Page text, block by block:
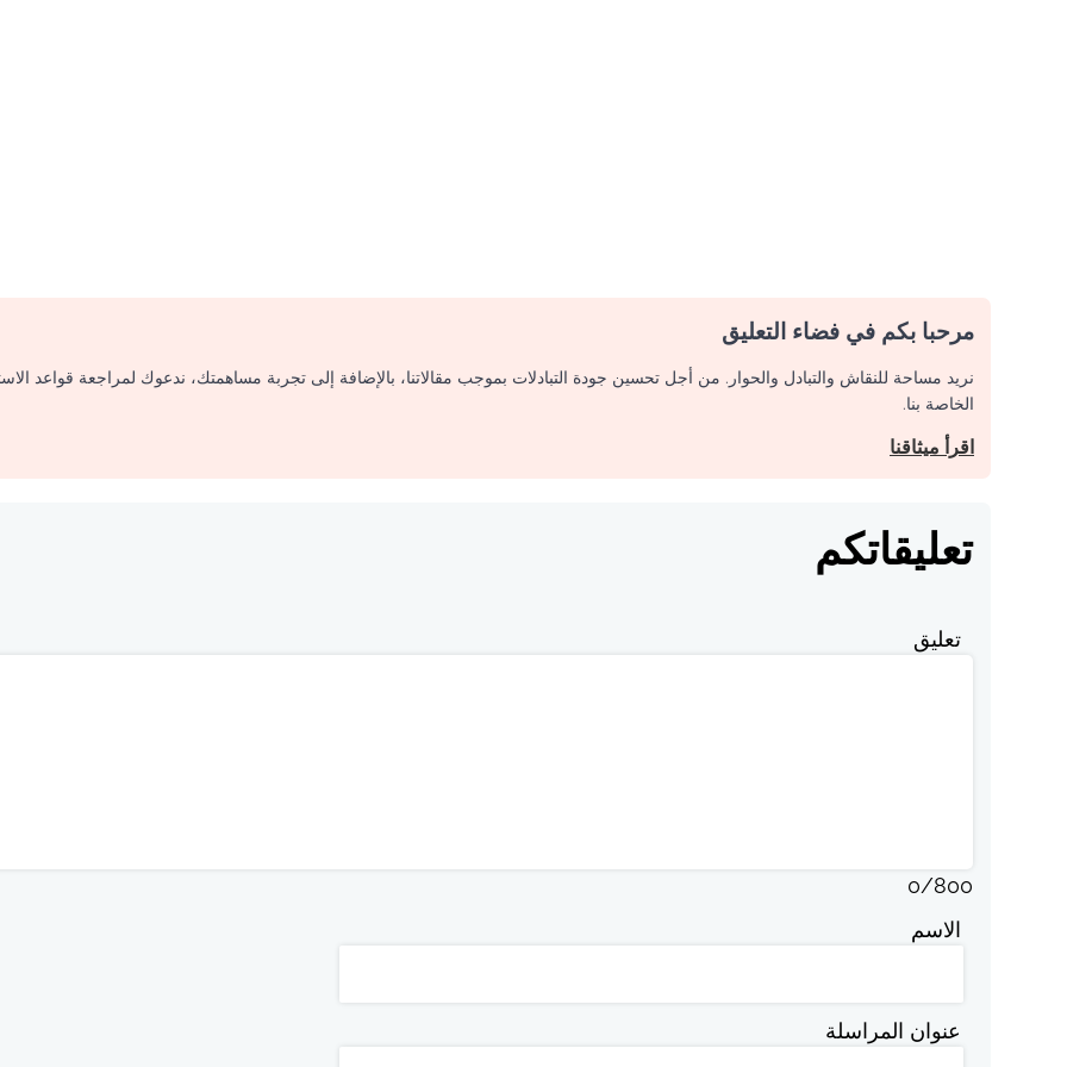
مرحبا بكم في فضاء التعليق
نريد مساحة للنقاش والتبادل والحوار. من أجل تحسين جودة التبادلات بموجب مقالاتنا، بالإضافة إلى تجربة مساهمتك، ندعوك لمراجعة قواعد
الخاصة بنا.
اقرأ ميثاقنا
تعليقاتكم
تعليق
0/800
الاسم
عنوان المراسلة